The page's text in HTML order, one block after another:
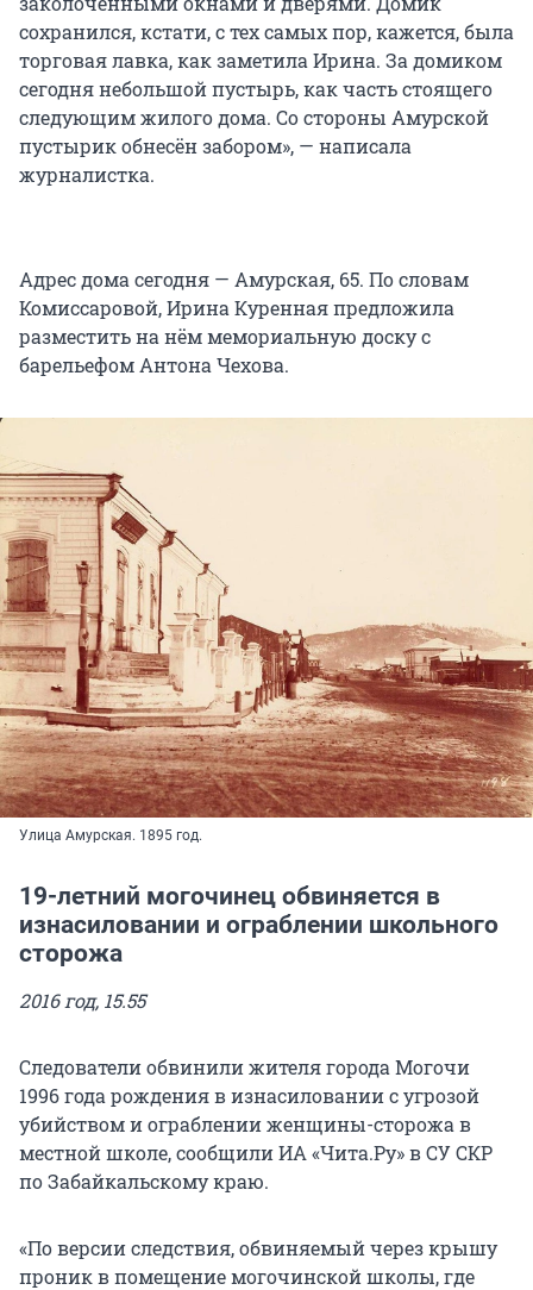
сохранился, кстати, с тех самых пор, кажется, была
торговая лавка, как заметила Ирина. За домиком
сегодня небольшой пустырь, как часть стоящего
следующим жилого дома. Со стороны Амурской
пустырик обнесён забором», — написала
журналистка.
Адрес дома сегодня — Амурская, 65. По словам
Комиссаровой, Ирина Куренная предложила
разместить на нём мемориальную доску с
барельефом Антона Чехова.
Улица Амурская. 1895 год.
19-летний могочинец обвиняется в
изнасиловании и ограблении школьного
сторожа
2016 год, 15.55
Следователи обвинили жителя города Могочи
1996 года рождения в изнасиловании с угрозой
убийством и ограблении женщины-сторожа в
местной школе, сообщили ИА «Чита.Ру» в СУ СКР
по Забайкальскому краю.
«По версии следствия, обвиняемый через крышу
проник в помещение могочинской школы, где